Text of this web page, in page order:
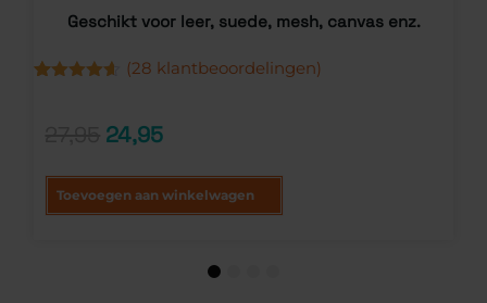
Geschikt voor leer, suede, mesh, canvas enz.
gebaseerd
(28 klantbeoordelingen)
24,95
Toevoegen aan winkelwagen
4